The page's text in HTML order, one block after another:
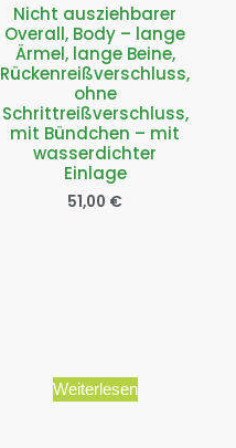
Nicht ausziehbarer
Overall, Body – lange
Ärmel, lange Beine,
Rückenreißverschluss,
ohne
Schrittreißverschluss,
mit Bündchen – mit
wasserdichter
Einlage
51,00 €
Weiterlesen